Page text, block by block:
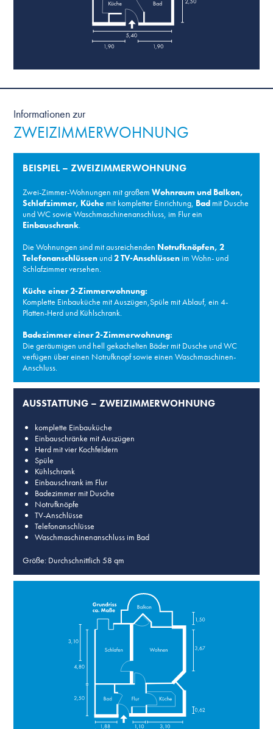
Informationen zur
ZWEIZIMMERWOHNUNG
BEISPIEL – ZWEIZIMMERWOHNUNG
Zwei-Zimmer-Wohnungen mit großemWohnraum und Balkon,
Schlafzimmer, Küche mit kompletter Einrichtung, Bad mit Dusche
und WC sowie Wasch­maschinen­an­schluss, im Flur ein
Einbauschrank.
Die Wohnungen sind mit ausreichenden Notrufknöpfen, 2
Telefonanschlüssen und2 TV-Anschlüssenim Wohn- und
Schlafzimmer versehen.
Küche einer 2-Zimmerwohnung:
Komplette Einbauküche mit Auszügen,Spüle mit Ablauf, ein 4-
Platten-Herd und Kühlschrank.
Badezimmer einer 2-Zimmerwohnung:
Die geräumigen und hell gekachelten Bäder mit Dusche und WC
verfügen über einen Notrufknopf sowie einen Waschmaschinen-
Anschluss.
AUSSTATTUNG – ZWEIZIMMERWOHNUNG
komplette Einbauküche
Einbauschränke mit Auszügen
Herd mit vier Kochfeldern
Spüle
Kühlschrank
Einbauschrank im Flur
Badezimmer mit Dusche
Notrufknöpfe
TV-Anschlüsse
Telefonanschlüsse
Waschmaschinenanschluss im Bad
Größe: Durchschnittlich 58 qm